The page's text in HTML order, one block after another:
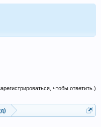
чтобы ответить.)